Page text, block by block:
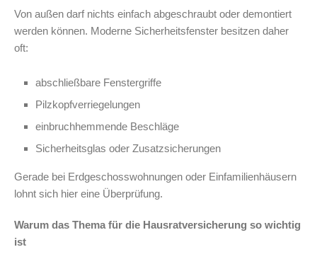
Von außen darf nichts einfach abgeschraubt oder demontiert
werden können. Moderne Sicherheitsfenster besitzen daher
oft:
abschließbare Fenstergriffe
Pilzkopfverriegelungen
einbruchhemmende Beschläge
Sicherheitsglas oder Zusatzsicherungen
Gerade bei Erdgeschosswohnungen oder Einfamilienhäusern
lohnt sich hier eine Überprüfung.
Warum das Thema für die Hausratversicherung so wichtig
ist